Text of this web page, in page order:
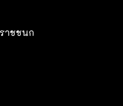
าชชนก